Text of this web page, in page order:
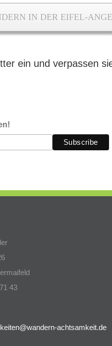
IN DER EIFEL-
ein und verpassen
43
achtsamkeit.de